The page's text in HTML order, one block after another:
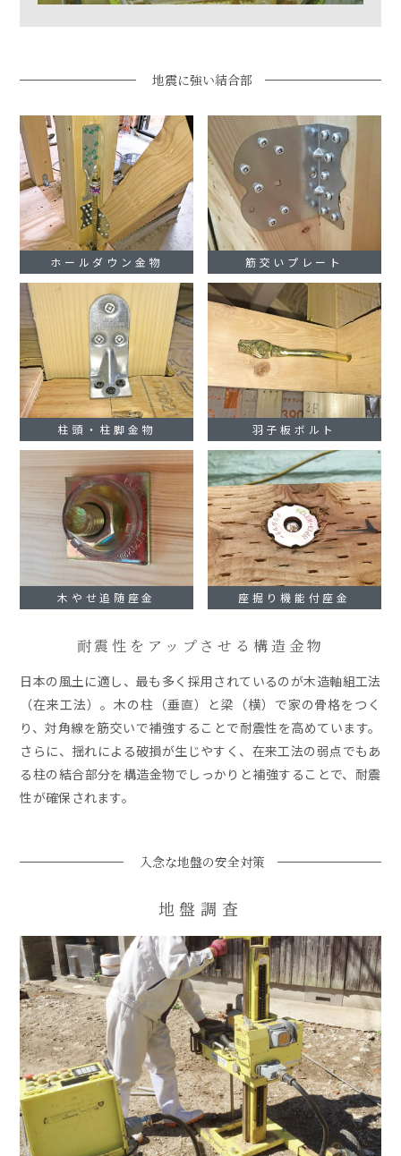
地震に強い結合部
ホールダウン金物 筋交いプレート
柱頭・柱脚金物 羽子板ボルト
木やせ追随座金 座掘り機能付座金
耐震性をアップさせる構造金物
日本の風土に適し、最も多く採用されているのが木造軸組工法
（在来工法）。木の柱（垂直）と梁（横）で家の骨格をつく
り、対角線を筋交いで補強することで耐震性を高めています。
さらに、揺れによる破損が生じやすく、在来工法の弱点でもあ
る柱の結合部分を構造金物でしっかりと補強することで、耐震
性が確保されます。
入念な地盤の安全対策
地盤調査